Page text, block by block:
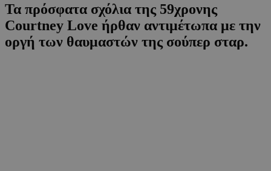
Τα πρόσφατα σχόλια της 59χρονης
Courtney Love ήρθαν αντιμέτωπα με την
οργή των θαυμαστών της σούπερ σταρ.